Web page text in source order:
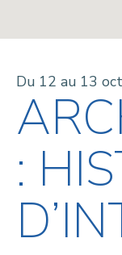
Du 12 au 13
: